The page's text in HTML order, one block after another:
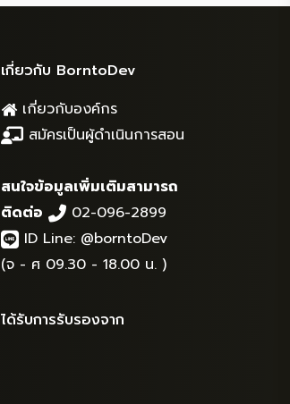
เกี่ยวกับ BorntoDev
เกี่ยวกับองค์กร
สมัครเป็นผู้ดำเนินการสอน
สนใจข้อมูลเพิ่มเติมสามารถ
ติดต่อ
02-096-2899
ID Line: @borntoDev
(จ - ศ 09.30 - 18.00 น. )
ได้รับการรับรองจาก